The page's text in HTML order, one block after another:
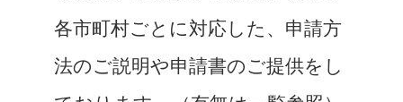
各市町村ごとに対応した、申請方
法のご説明や申請書のご提供をし